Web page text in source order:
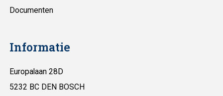
Documenten
Informatie
Europalaan 28D
5232 BC DEN BOSCH